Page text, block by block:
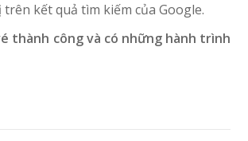
trên kết quả tìm kiếm của Google.
thành công và có những hành trình